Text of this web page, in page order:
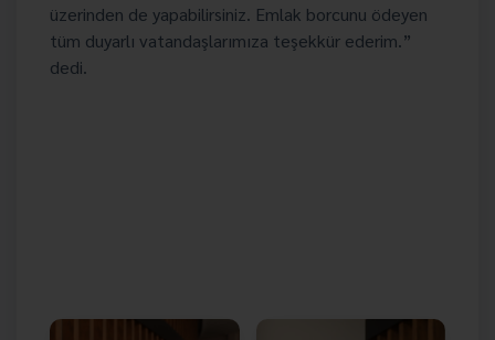
üzerinden de yapabilirsiniz. Emlak borcunu ödeyen
tüm duyarlı vatandaşlarımıza teşekkür ederim.”
dedi.